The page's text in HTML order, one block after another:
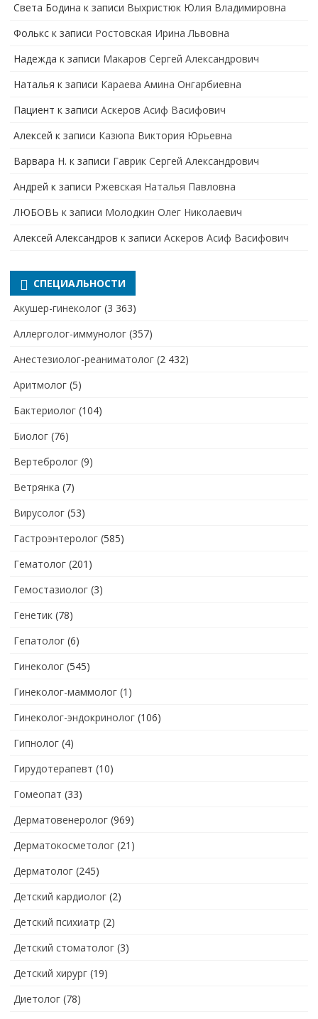
Света Бодина к записи Выхристюк Юлия Владимировна
Фолькс к записи Ростовская Ирина Львовна
Надежда к записи Макаров Сергей Александрович
Наталья к записи Караева Амина Онгарбиевна
Пациент к записи Аскеров Асиф Васифович
Алексей к записи Казюпа Виктория Юрьевна
Варвара Н. к записи Гаврик Сергей Александрович
Андрей к записи Ржевская Наталья Павловна
ЛЮБОВЬ к записи Молодкин Олег Николаевич
Алексей Александров к записи Аскеров Асиф Васифович
СПЕЦИАЛЬНОСТИ
Акушер-гинеколог (3 363)
Аллерголог-иммунолог (357)
Анестезиолог-реаниматолог (2 432)
Аритмолог (5)
Бактериолог (104)
Биолог (76)
Вертебролог (9)
Ветрянка (7)
Вирусолог (53)
Гастроэнтеролог (585)
Гематолог (201)
Гемостазиолог (3)
Генетик (78)
Гепатолог (6)
Гинеколог (545)
Гинеколог-маммолог (1)
Гинеколог-эндокринолог (106)
Гипнолог (4)
Гирудотерапевт (10)
Гомеопат (33)
Дерматовенеролог (969)
Дерматокосметолог (21)
Дерматолог (245)
Детский кардиолог (2)
Детский психиатр (2)
Детский стоматолог (3)
Детский хирург (19)
Диетолог (78)